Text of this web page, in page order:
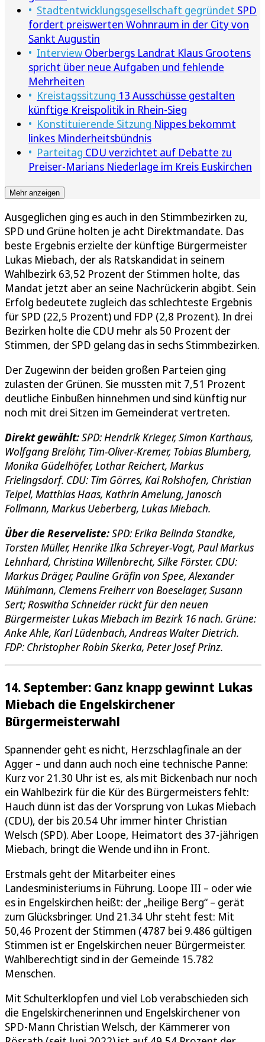
Stadtentwicklungsgesellschaft gegründet SPD
fordert preiswerten Wohnraum in der City von
Sankt Augustin
Interview Oberbergs Landrat Klaus Grootens
spricht über neue Aufgaben und fehlende
Mehrheiten
Kreistagssitzung 13 Ausschüsse gestalten
künftige Kreispolitik in Rhein-Sieg
Konstituierende Sitzung Nippes bekommt
linkes Minderheitsbündnis
Parteitag CDU verzichtet auf Debatte zu
Preiser-Marians Niederlage im Kreis Euskirchen
Mehr anzeigen
Ausgeglichen ging es auch in den Stimmbezirken zu,
SPD und Grüne holten je acht Direktmandate. Das
beste Ergebnis erzielte der künftige Bürgermeister
Lukas Miebach, der als Ratskandidat in seinem
Wahlbezirk 63,52 Prozent der Stimmen holte, das
Mandat jetzt aber an seine Nachrückerin abgibt. Sein
Erfolg bedeutete zugleich das schlechteste Ergebnis
für SPD (22,5 Prozent) und FDP (2,8 Prozent). In drei
Bezirken holte die CDU mehr als 50 Prozent der
Stimmen, der SPD gelang das in sechs Stimmbezirken.
Der Zugewinn der beiden großen Parteien ging
zulasten der Grünen. Sie mussten mit 7,51 Prozent
deutliche Einbußen hinnehmen und sind künftig nur
noch mit drei Sitzen im Gemeinderat vertreten.
Direkt gewählt:SPD: Hendrik Krieger, Simon Karthaus,
Wolfgang Brelöhr, Tim-Oliver-Kremer, Tobias Blumberg,
Monika Güdelhöfer, Lothar Reichert, Markus
Frielingsdorf. CDU: Tim Görres, Kai Rolshofen, Christian
Teipel, Matthias Haas, Kathrin Amelung, Janosch
Follmann, Markus Ueberberg, Lukas Miebach.
Über die Reserveliste:SPD: Erika Belinda Standke,
Torsten Müller, Henrike Ilka Schreyer-Vogt, Paul Markus
Lehnhard, Christina Willenbrecht, Silke Förster. CDU:
Markus Dräger, Pauline Gräfin von Spee, Alexander
Mühlmann, Clemens Freiherr von Boeselager, Susann
Sert; Roswitha Schneider rückt für den neuen
Bürgermeister Lukas Miebach im Bezirk 16 nach. Grüne:
Anke Ahle, Karl Lüdenbach, Andreas Walter Dietrich.
FDP: Christopher Robin Skerka, Peter Josef Prinz.
14. September: Ganz knapp gewinnt Lukas
Miebach die Engelskirchener
Bürgermeisterwahl
Spannender geht es nicht, Herzschlagfinale an der
Agger – und dann auch noch eine technische Panne:
Kurz vor 21.30 Uhr ist es, als mit Bickenbach nur noch
ein Wahlbezirk für die Kür des Bürgermeisters fehlt:
Hauch dünn ist das der Vorsprung von Lukas Miebach
(CDU), der bis 20.54 Uhr immer hinter Christian
Welsch (SPD). Aber Loope, Heimatort des 37-jährigen
Miebach, bringt die Wende und ihn in Front.
Erstmals geht der Mitarbeiter eines
Landesministeriums in Führung. Loope III – oder wie
es in Engelskirchen heißt: der „heilige Berg“ – gerät
zum Glücksbringer. Und 21.34 Uhr steht fest: Mit
50,46 Prozent der Stimmen (4787 bei 9.486 gültigen
Stimmen ist er Engelskirchen neuer Bürgermeister.
Wahlberechtigt sind in der Gemeinde 15.782
Menschen.
Mit Schulterklopfen und viel Lob verabschieden sich
die Engelskirchenerinnen und Engelskirchener von
SPD-Mann Christian Welsch, der Kämmerer von